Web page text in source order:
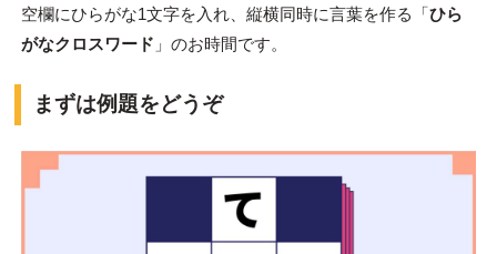
空欄にひらがな1文字を入れ、縦横同時に言葉を作る「ひら
がなクロスワード 」のお時間です。
まずは例題をどうぞ